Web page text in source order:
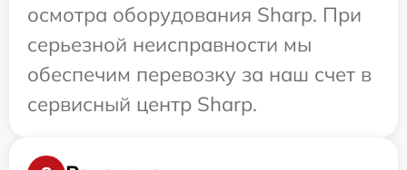
осмотра оборудования Sharp. При
серьезной неисправности мы
обеспечим перевозку за наш счет в
сервисный центр Sharp.